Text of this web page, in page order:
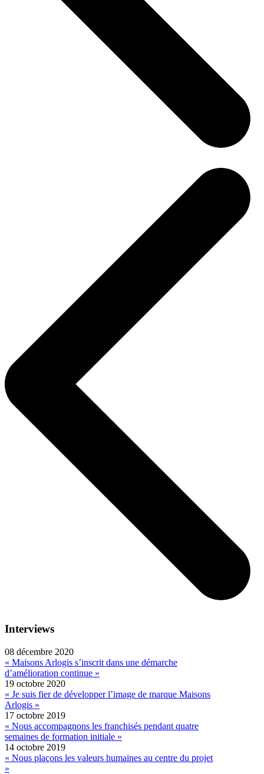
Interviews
08 décembre 2020
« Maisons Arlogis s’inscrit dans une démarche
d’amélioration continue »
19 octobre 2020
« Je suis fier de développer l’image de marque Maisons
Arlogis »
17 octobre 2019
« Nous accompagnons les franchisés pendant quatre
semaines de formation initiale »
14 octobre 2019
« Nous plaçons les valeurs humaines au centre du projet
»